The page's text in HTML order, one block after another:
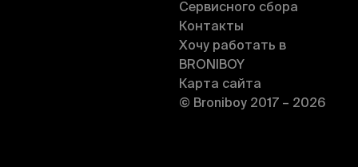
Сервисного сбора
Контакты
Хочу работать в
BRONIBOY
Карта сайта
© Broniboy 2017 – 2026